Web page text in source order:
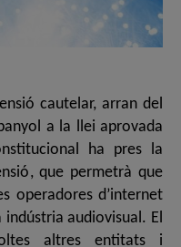
cautelar, arran del
a la llei aprovada
ha pres la
que permetrà que
operadores d’internet
audiovisual. El
altres entitats i